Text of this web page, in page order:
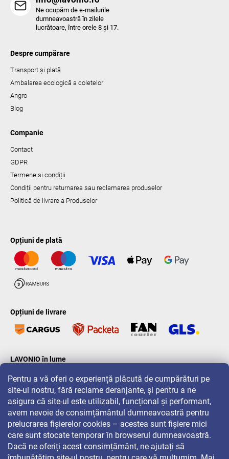
Pentru a vă oferi o experiență plăcută de cumpărături pe
site-ul nostru, fără reclame deranjante, și pentru a ne
asigura că site-ul este utilizabil, funcțional și performant,
avem nevoie de consimțământul dumneavoastră pentru
prelucrarea fișierelor cookies – acestea sunt fișiere mici
care sunt stocate temporar în browserul dumneavoastră.
Dacă ne oferiți acest consimțământ, ne ajutați să
Ne ocupăm de e-mailurile
dumneavoastră în zilele
lucrătoare, între orele 8 și 17.
Despre cumpărare
Transport și plată
Ambalarea ecologică a coletelor
Angro
Blog
Companie
Contact
GDPR
Termene si condiții
Condiții pentru returnarea sau reclamarea produselor
Politică de livrare a Produselor
Opțiuni de plată
Opțiuni de livrare
LAVONIO în lume
Pentru promoții, concursuri și reduceri, urmăriți-ne pe: